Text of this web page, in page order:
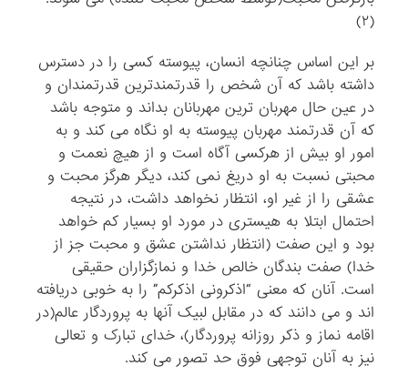
(۲)
بر این اساس چنانچه انسان، پیوسته کسی را در دسترس
داشته باشد که آن شخص را قدرتمندترین قدرتمندان و
در عین حال مهربان ترین مهربانان بداند و متوجه باشد
که آن قدرتمند مهربان پیوسته به او نگاه می کند و به
امور او بیش از هرکسی آگاه است و از هیچ نعمت و
محبتی نسبت به او دریغ نمی کند، دیگر هرگز محبت و
عشقی را از غیر او، انتظار نخواهد داشت، در نتیجه
احتمال ابتلا به هیستری در مورد او بسیار کم خواهد
بود و این صفت (انتظار نداشتن عشق و محبت جز از
خدا) صفت بندگان خالص خدا و نمازگزاران حقیقی
است. آنان که معنی “اذکرونی اذکرکم” را به خوبی دریافته
اند و می دانند که در مقابل لبیک آنها به پروردگار عالم(در
اقامه نماز و ذکر روزانه پروردگار)، خدای تبارک و تعالی
نیز به آنان توجهی فوق حد تصور می کند.